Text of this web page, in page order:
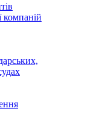
компаній